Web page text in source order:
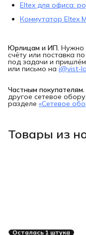
Eltex для офиса:
Коммутатор Eltex
Юрлицам и ИП. Нужно
счёту или поставка
под задачи и
или письмо на i@vist-
Частным покупателям.
другое сетевое
разделе «Сетевое
Товары из
Осталась 1 штука